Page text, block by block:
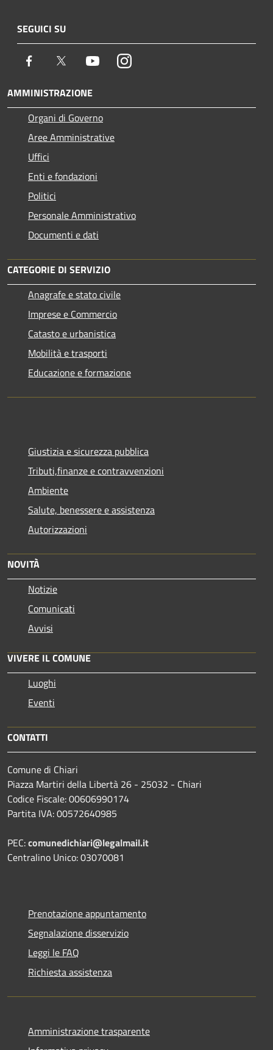
SEGUICI SU
Facebook Twitter YoutubeInstagram
AMMINISTRAZIONE
Organi di Governo
Aree Amministrative
Uffici
Enti e fondazioni
Politici
Personale Amministrativo
Documenti e dati
CATEGORIE DI SERVIZIO
Anagrafe e stato civile
Imprese e Commercio
Catasto e urbanistica
Mobilità e trasporti
Educazione e formazione
Giustizia e sicurezza pubblica
Tributi,finanze e contravvenzioni
Ambiente
Salute, benessere e assistenza
Autorizzazioni
NOVITÀ
Notizie
Comunicati
Avvisi
VIVERE IL COMUNE
Luoghi
Eventi
CONTATTI
Comune di Chiari
Piazza Martiri della Libertà 26 - 25032 - Chiari
Codice Fiscale: 00606990174
Partita IVA: 00572640985
PEC:comunedichiari@legalmail.it
Centralino Unico: 03070081
Prenotazione appuntamento
Segnalazione disservizio
Leggi le FAQ
Richiesta assistenza
Amministrazione trasparente